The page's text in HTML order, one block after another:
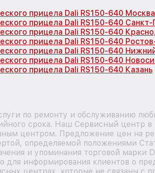
прицела Dali RS150-640 Москва
прицела Dali RS150-640
прицела Dali RS150-640
прицела Dali RS150-640
прицела Dali RS150-640
прицела Dali RS150-640
прицела Dali RS150-640 Казань
по ремонту и обслуживанию
срока. Наш Сервисный центр в
центром. Предложение цен на
определяемой положениями
и упоминания торговой марки
для информирования клиентов о